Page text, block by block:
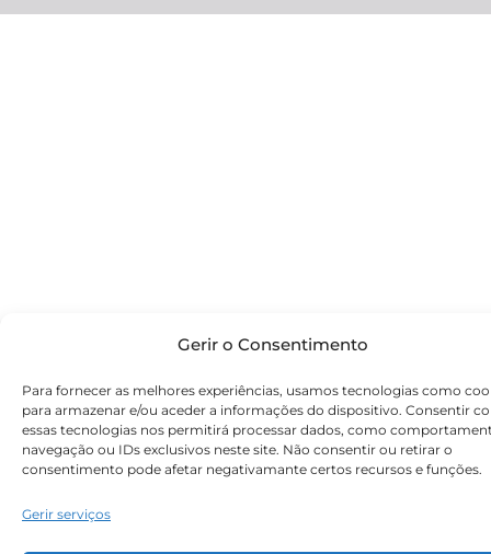
Gerir o Consentimento
Para fornecer as melhores experiências, usamos tecnologias como
para armazenar e/ou aceder a informações do dispositivo. Consentir
essas tecnologias nos permitirá processar dados, como
navegação ou IDs exclusivos neste site. Não consentir ou retirar o
consentimento pode afetar negativamante certos recursos e funções.
Gerir serviços